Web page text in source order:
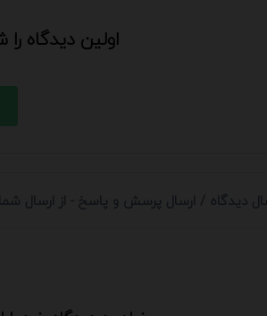
اولین دیدگاه
دیدگاه / ارسال پرسش و پاسخ - از ارسال